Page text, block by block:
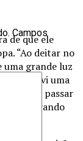
de que ele
“Ao deitar no
grande luz
e ouvi uma
a passar
ministrando
Campos